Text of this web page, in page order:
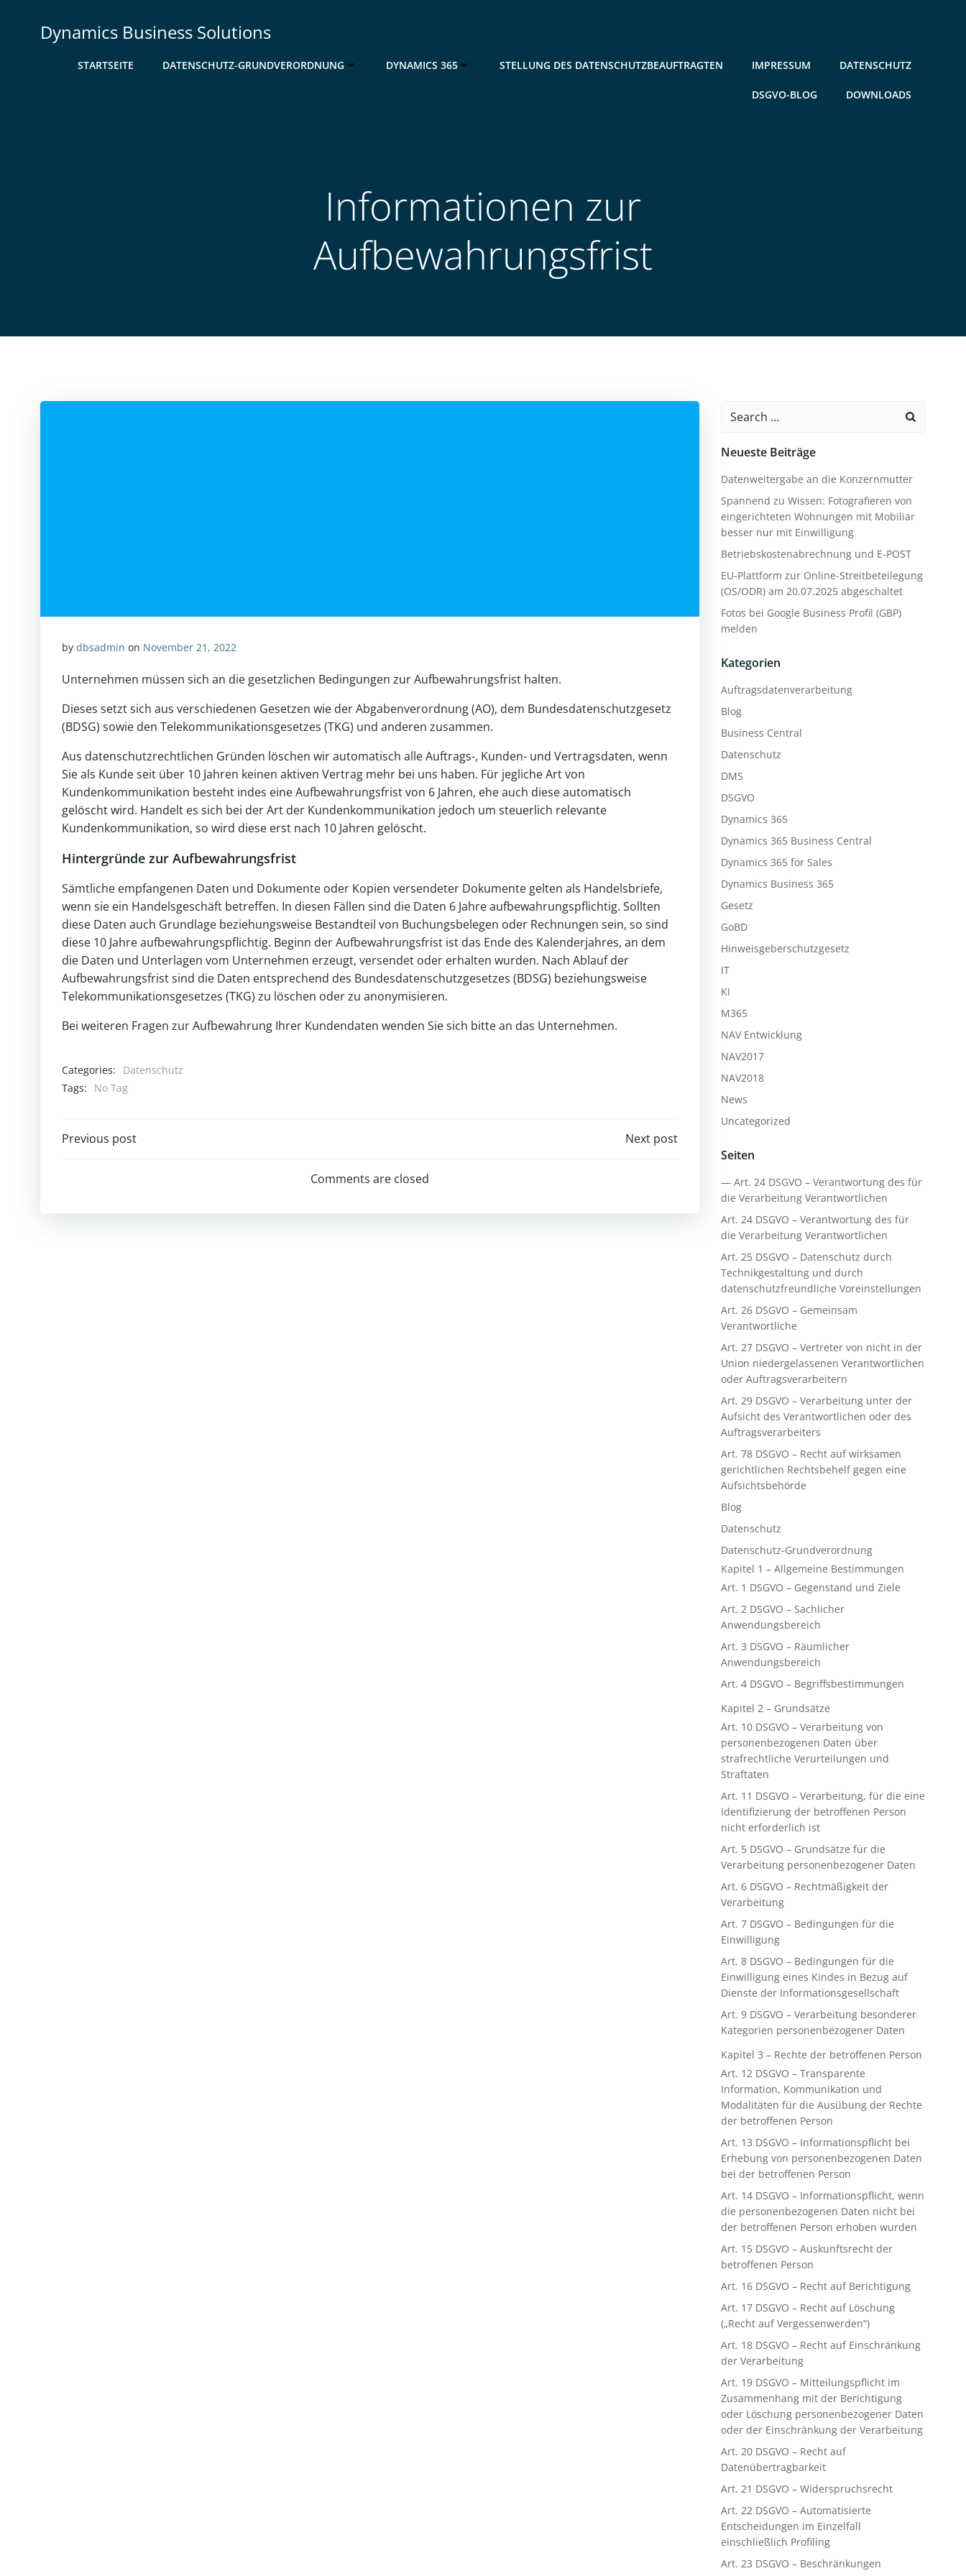
springenDynamics Business Solutions
STARTSEITE DATENSCHUTZ-GRUNDVERORDNUNG DYNAMICS 365 STELLUNG DES DATENSCHUTZBEAUFTRAGTEN IMPRESSUM DATENSCHUTZ
DSGVO-BLOG DOWNLOADS
Informationen zur
Aufbewahrungsfrist
by dbsadmin on November 21, 2022
Unternehmen müssen sich an die gesetzlichen Bedingungen zur Aufbewahrungsfrist halten.
Dieses setzt sich aus verschiedenen Gesetzen wie der Abgabenverordnung (AO), dem Bundesdatenschutzgesetz
(BDSG) sowie den Telekommunikationsgesetzes (TKG) und anderen zusammen.
Aus datenschutzrechtlichen Gründen löschen wir automatisch alle Auftrags-, Kunden- und Vertragsdaten, wenn
Sie als Kunde seit über 10 Jahren keinen aktiven Vertrag mehr bei uns haben. Für jegliche Art von
Kundenkommunikation besteht indes eine Aufbewahrungsfrist von 6 Jahren, ehe auch diese automatisch
gelöscht wird. Handelt es sich bei der Art der Kundenkommunikation jedoch um steuerlich relevante
Kundenkommunikation, so wird diese erst nach 10 Jahren gelöscht.
Hintergründe zur Aufbewahrungsfrist
Sämtliche empfangenen Daten und Dokumente oder Kopien versendeter Dokumente gelten als Handelsbriefe,
wenn sie ein Handelsgeschäft betreffen. In diesen Fällen sind die Daten 6 Jahre aufbewahrungspflichtig. Sollten
diese Daten auch Grundlage beziehungsweise Bestandteil von Buchungsbelegen oder Rechnungen sein, so sind
diese 10 Jahre aufbewahrungspflichtig. Beginn der Aufbewahrungsfrist ist das Ende des Kalenderjahres, an dem
die Daten und Unterlagen vom Unternehmen erzeugt, versendet oder erhalten wurden. Nach Ablauf der
Aufbewahrungsfrist sind die Daten entsprechend des Bundesdatenschutzgesetzes (BDSG) beziehungsweise
Telekommunikationsgesetzes (TKG) zu löschen oder zu anonymisieren.
Bei weiteren Fragen zur Aufbewahrung Ihrer Kundendaten wenden Sie sich bitte an das Unternehmen.
Categories:
Datenschutz
Tags:
No Tag
Post
Previous post
navigation
Next post
Comments are closed
Search
Neueste Beiträge
Datenweitergabe an die Konzernmutter
Spannend zu Wissen: Fotografieren von
eingerichteten Wohnungen mit Mobiliar
besser nur mit Einwilligung
Betriebskostenabrechnung und E-POST
EU-Plattform zur Online-Streitbeteilegung
(OS/ODR) am 20.07.2025 abgeschaltet
Fotos bei Google Business Profil (GBP)
melden
Kategorien
Auftragsdatenverarbeitung
Blog
Business Central
Datenschutz
DMS
DSGVO
Dynamics 365
Dynamics 365 Business Central
Dynamics 365 for Sales
Dynamics Business 365
Gesetz
GoBD
Hinweisgeberschutzgesetz
IT
KI
M365
NAV Entwicklung
NAV2017
NAV2018
News
Uncategorized
Seiten
— Art. 24 DSGVO – Verantwortung des für
die Verarbeitung Verantwortlichen
Art. 24 DSGVO – Verantwortung des für
die Verarbeitung Verantwortlichen
Art. 25 DSGVO – Datenschutz durch
Technikgestaltung und durch
datenschutzfreundliche Voreinstellungen
Art. 26 DSGVO – Gemeinsam
Verantwortliche
Art. 27 DSGVO – Vertreter von nicht in der
Union niedergelassenen Verantwortlichen
oder Auftragsverarbeitern
Art. 29 DSGVO – Verarbeitung unter der
Aufsicht des Verantwortlichen oder des
Auftragsverarbeiters
Art. 78 DSGVO – Recht auf wirksamen
gerichtlichen Rechtsbehelf gegen eine
Aufsichtsbehörde
Blog
Datenschutz
Datenschutz-Grundverordnung
Kapitel 1 – Allgemeine Bestimmungen
Art. 1 DSGVO – Gegenstand und Ziele
Art. 2 DSGVO – Sachlicher
Anwendungsbereich
Art. 3 DSGVO – Räumlicher
Anwendungsbereich
Art. 4 DSGVO – Begriffsbestimmungen
Kapitel 2 – Grundsätze
Art. 10 DSGVO – Verarbeitung von
personenbezogenen Daten über
strafrechtliche Verurteilungen und
Straftaten
Art. 11 DSGVO – Verarbeitung, für die eine
Identifizierung der betroffenen Person
nicht erforderlich ist
Art. 5 DSGVO – Grundsätze für die
Verarbeitung personenbezogener Daten
Art. 6 DSGVO – Rechtmäßigkeit der
Verarbeitung
Art. 7 DSGVO – Bedingungen für die
Einwilligung
Art. 8 DSGVO – Bedingungen für die
Einwilligung eines Kindes in Bezug auf
Dienste der Informationsgesellschaft
Art. 9 DSGVO – Verarbeitung besonderer
Kategorien personenbezogener Daten
Kapitel 3 – Rechte der betroffenen Person
Art. 12 DSGVO – Transparente
Information, Kommunikation und
Modalitäten für die Ausübung der Rechte
der betroffenen Person
Art. 13 DSGVO – Informationspflicht bei
Erhebung von personenbezogenen Daten
bei der betroffenen Person
Art. 14 DSGVO – Informationspflicht, wenn
die personenbezogenen Daten nicht bei
der betroffenen Person erhoben wurden
Art. 15 DSGVO – Auskunftsrecht der
betroffenen Person
Art. 16 DSGVO – Recht auf Berichtigung
Art. 17 DSGVO – Recht auf Löschung
(„Recht auf Vergessenwerden“)
Art. 18 DSGVO – Recht auf Einschränkung
der Verarbeitung
Art. 19 DSGVO – Mitteilungspflicht im
Zusammenhang mit der Berichtigung
oder Löschung personenbezogener Daten
oder der Einschränkung der Verarbeitung
Art. 20 DSGVO – Recht auf
Datenübertragbarkeit
Art. 21 DSGVO – Widerspruchsrecht
Art. 22 DSGVO – Automatisierte
Entscheidungen im Einzelfall
einschließlich Profiling
Art. 23 DSGVO – Beschränkungen